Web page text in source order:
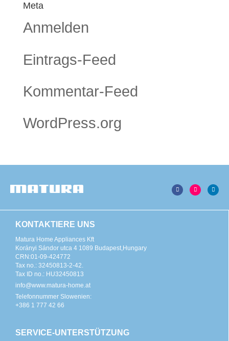
Meta
Anmelden
Eintrags-Feed
Kommentar-Feed
WordPress.org
KONTAKTIERE UNS
Matura Home Appliances Kft
Korányi Sándor utca 4 1089 Budapest,Hungary
CRN:01-09-424772
Tax no.: 32450813-2-42.
Tax ID no.: HU32450813
info@www.matura-home.at
Telefonnummer Slowenien:
+386 1 777 42 66
SERVICE-UNTERSTÜTZUNG